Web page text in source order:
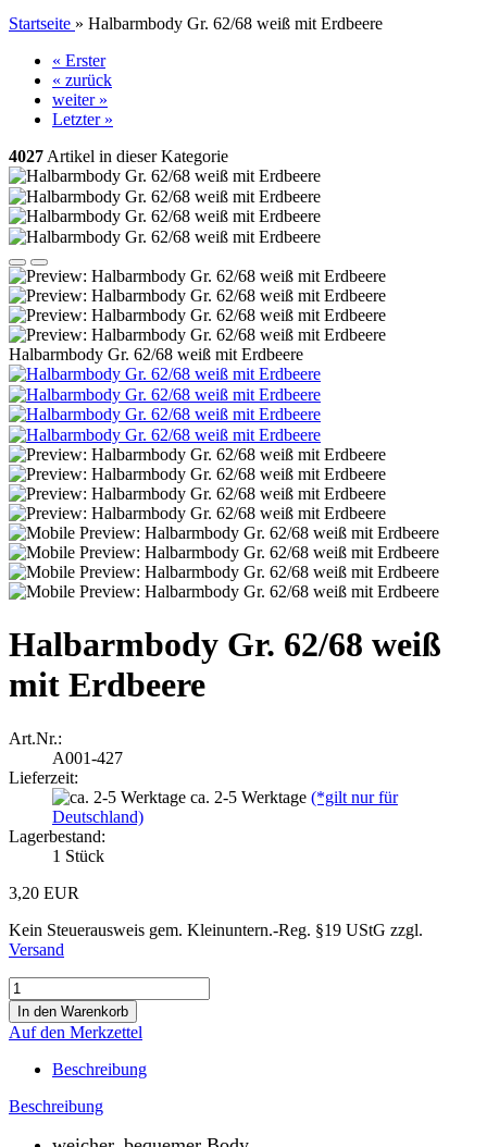
Startseite » Halbarmbody Gr. 62/68 weiß mit Erdbeere
« Erster
« zurück
weiter »
Letzter »
4027 Artikel in dieser Kategorie
Halbarmbody Gr. 62/68 weiß mit Erdbeere
Halbarmbody Gr. 62/68 weiß
mit Erdbeere
Art.Nr.:
A001-427
Lieferzeit:
ca. 2-5 Werktage (*gilt nur für
Deutschland)
Lagerbestand:
1 Stück
3,20 EUR
Kein Steuerausweis gem. Kleinuntern.-Reg. §19 UStG zzgl.
Versand
Auf den Merkzettel
Beschreibung
Beschreibung